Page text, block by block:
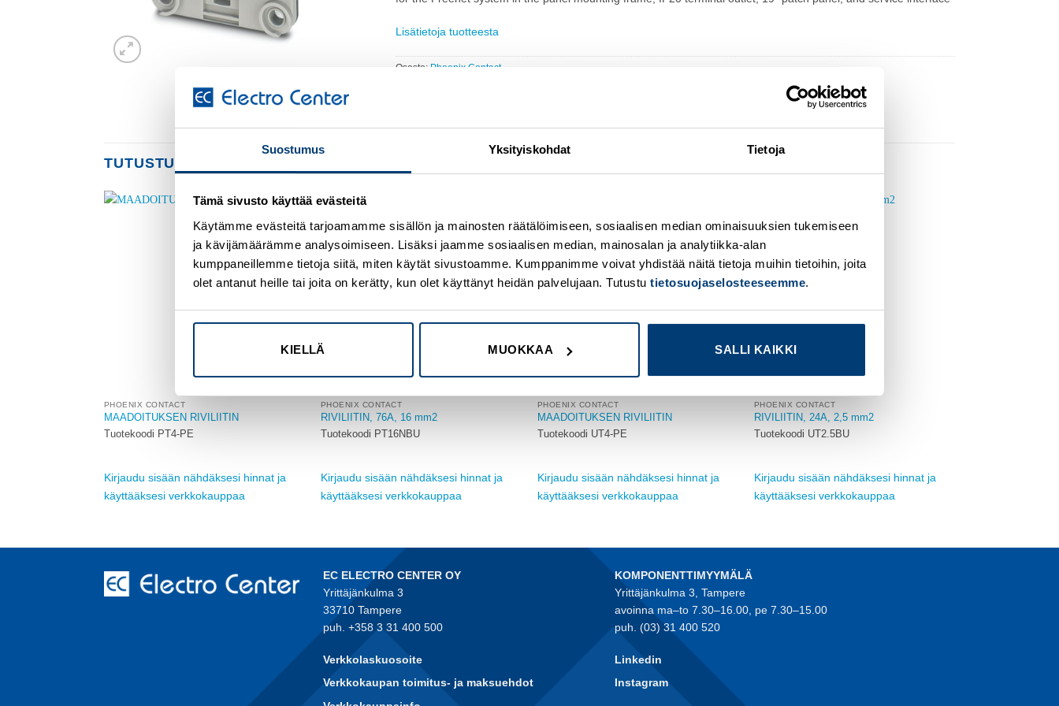
Suostumus Yksityiskohdat Tietoja
Tämä sivusto käyttää evästeitä
Käytämme evästeitä tarjoamamme sisällön ja mainosten räätälöimiseen, sosiaalisen median ominaisuuksien tukemiseen
ja kävijämäärämme analysoimiseen. Lisäksi jaamme sosiaalisen median, mainosalan ja analytiikka-alan
kumppaneillemme tietoja siitä, miten käytät sivustoamme. Kumppanimme voivat yhdistää näitä tietoja muihin tietoihin, joita
olet antanut heille tai joita on kerätty, kun olet käyttänyt heidän palvelujaan. Tutustu tietosuojaselosteeseemme.
KIELLÄ MUOKKAA SALLI KAIKKI
Lisätietoja tuotteesta
Osasto: Phoenix Contact
TUTUSTU MYÖS
Add to
wishlist
PHOENIX CONTACT
MAADOITUKSEN RIVILIITIN
Tuotekoodi PT4-PE
Kirjaudu sisään nähdäksesi hinnat ja
käyttääksesi verkkokauppaa
Add to
wishlist
PHOENIX CONTACT
RIVILIITIN, 76A, 16 mm2
Tuotekoodi PT16NBU
Kirjaudu sisään nähdäksesi hinnat ja
käyttääksesi verkkokauppaa
Add to
wishlist
PHOENIX CONTACT
MAADOITUKSEN RIVILIITIN
Tuotekoodi UT4-PE
Kirjaudu sisään nähdäksesi hinnat ja
käyttääksesi verkkokauppaa
PHOENIX CONTACT
RIVILIITIN, 24A, 2,5 mm2
Tuotekoodi UT2.5BU
Kirjaudu sisään nähdäksesi hinnat ja
käyttääksesi verkkokauppaa
EC ELECTRO CENTER OY
Yrittäjänkulma 3
33710 Tampere
puh. +358 3 31 400 500
Verkkolaskuosoite
Verkkokaupan toimitus- ja maksuehdot
KOMPONENTTIMYYMÄLÄ
Yrittäjänkulma 3, Tampere
avoinna ma–to 7.30–16.00, pe 7.30–15.00
puh. (03) 31 400 520
Linkedin
Instagram